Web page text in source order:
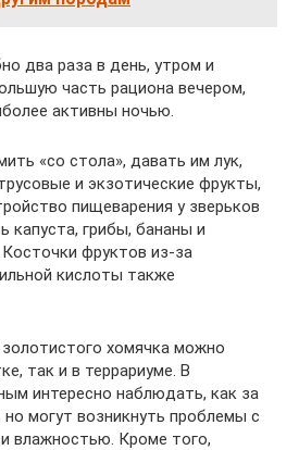
два раза в день, утром и
часть рациона вечером,
активны ночью.
«со стола», давать им лук,
и экзотические фрукты,
пищеварения у зверьков
капуста, грибы, бананы и
фруктов из-за
кислоты также
хомячка можно
так и в террариуме. В
интересно наблюдать, как за
могут возникнуть проблемы с
влажностью. Кроме того,